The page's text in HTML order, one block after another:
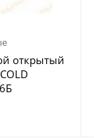
открытый